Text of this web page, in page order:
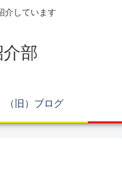
介しています
部
（旧）ブログ